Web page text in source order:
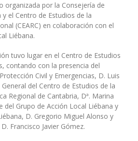
organizada por la Consejería de
y el Centro de Estudios de la
(CEARC) en colaboración con el
Liébana.
tuvo lugar en el Centro de Estudios
contando con la presencia del
Civil y Emergencias, D. Luis
del Centro de Estudios de la
Regional de Cantabria, Dª. Marina
del Grupo de Acción Local Liébana y
D. Gregorio Miguel Alonso y
Francisco Javier Gómez.